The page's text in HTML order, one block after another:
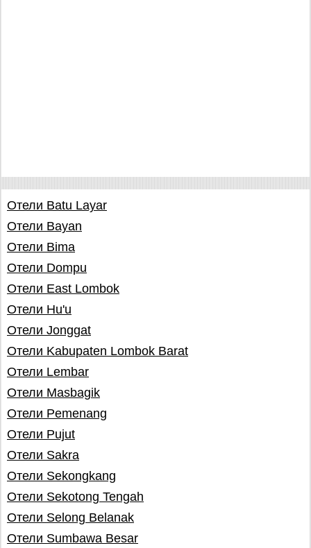
Отели Batu Layar
Отели Bayan
Отели Bima
Отели Dompu
Отели East Lombok
Отели Hu'u
Отели Jonggat
Отели Kabupaten Lombok Barat
Отели Lembar
Отели Masbagik
Отели Pemenang
Отели Pujut
Отели Sakra
Отели Sekongkang
Отели Sekotong Tengah
Отели Selong Belanak
Отели Sumbawa Besar